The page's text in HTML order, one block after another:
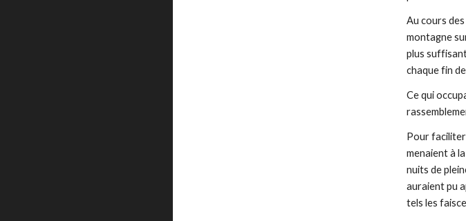
Au cours
montagne
plus
chaque fin
Ce qui
Pour
menaient à
nuits de
auraient pu
tels les